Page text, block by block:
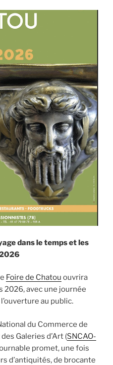
dans le temps et les
Foire de Chatou ouvrira
2026, avec une journée
au public.
du Commerce de
Galeries d’Art (SNCAO-
promet, une fois
d’antiquités, de brocante